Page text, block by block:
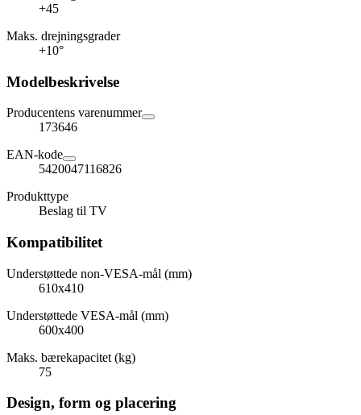
+45
Maks. drejningsgrader
+10°
Modelbeskrivelse
Producentens varenummer
173646
EAN-kode
5420047116826
Produkttype
Beslag til TV
Kompatibilitet
Understøttede non-VESA-mål (mm)
610x410
Understøttede VESA-mål (mm)
600x400
Maks. bærekapacitet (kg)
75
Design, form og placering